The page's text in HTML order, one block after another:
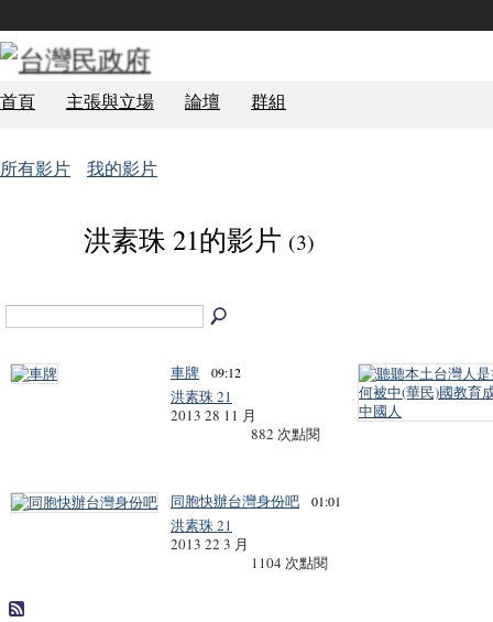
首頁 主張與立場 論壇 群組
所有影片 我的影片
洪素珠 21的影片 (3)
車牌 09:12
洪素珠 21
2013 28 11 月
882 次點閱
同胞快辦台灣身份吧 01:01
洪素珠 21
2013 22 3 月
1104 次點閱